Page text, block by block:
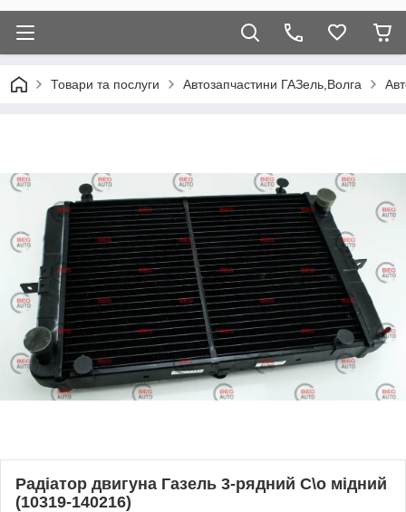
Товари та послуги Автозапчастини ГАЗель,Волга
Радіатор двигуна Газель 3-рядний С\о мідний
(10319-140216)